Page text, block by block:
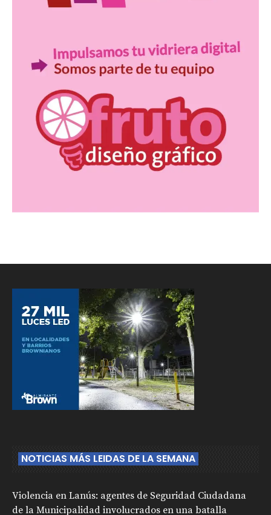
NOTICIAS MÁS LEIDAS DE LA SEMANA
Violencia en Lanús: agentes de Seguridad Ciudadana
de la Municipalidad involucrados en una batalla